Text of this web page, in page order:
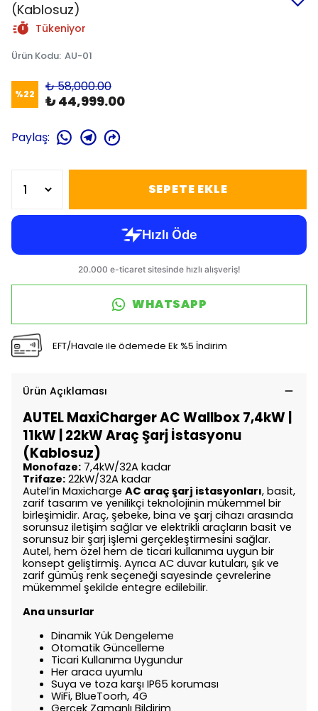
(Kablosuz)
Tükeniyor
Ürün Kodu: AU-01
%22 ₺ 58,000.00
₺ 44,999.00
Paylaş:
SEPETE EKLE
WHATSAPP
EFT/Havale ile ödemede Ek %5 İndirim
Ürün Açıklaması
AUTEL MaxiCharger AC Wallbox 7,4kW |
11kW | 22kW Araç Şarj İstasyonu
(Kablosuz)
Monofaze: 7,4kW/32A kadar
Trifaze: 22kW/32A kadar
Autel’in Maxicharge AC araç şarj istasyonları, basit,
zarif tasarım ve yenilikçi teknolojinin mükemmel bir
birleşimidir. Araç, şebeke, bina ve şarj cihazı arasında
sorunsuz iletişim sağlar ve elektrikli araçların basit ve
sorunsuz bir şarj işlemi gerçekleştirmesini sağlar.
Autel, hem özel hem de ticari kullanıma uygun bir
konsept geliştirmiş. Ayrıca AC duvar kutuları, şık ve
zarif gümüş renk seçeneği sayesinde çevrelerine
mükemmel şekilde entegre edilebilir.
Ana unsurlar
Dinamik Yük Dengeleme
Otomatik Güncelleme
Ticari Kullanıma Uygundur
Her araca uyumlu
Suya ve toza karşı IP65 koruması
WiFi, BlueToorh, 4G
Gerçek Zamanlı Bildirim